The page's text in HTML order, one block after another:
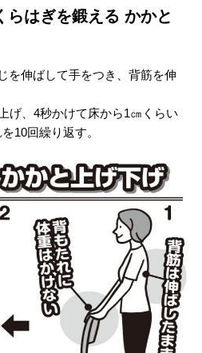
らはぎを鍛える かかと
を伸ばして手をつき、背筋を伸
げ、4秒かけて床から1㎝くらい
10回繰り返す。